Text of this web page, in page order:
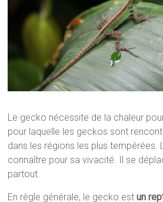
Le gecko nécessite de la chaleur
pour laquelle les geckos sont
dans les régions les plus tempérées.
connaître pour sa vivacité. Il se
partout.
En règle générale, le gecko estun